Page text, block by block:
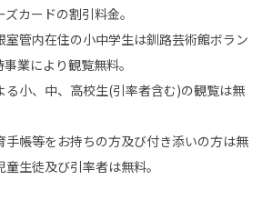
カードの割引料金。
室管内在住の小中学生は釧路芸術館ボラン
業により観覧無料。
る小、中、高校生(引率者含む)の観覧は無
手帳等をお持ちの方及び付き添いの方は無
生徒及び引率者は無料。